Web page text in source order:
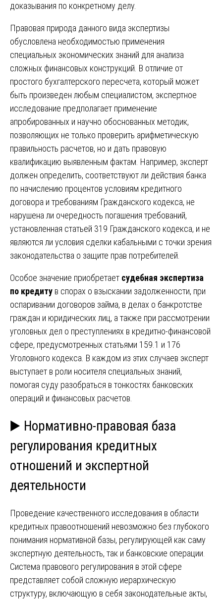
доказывания по конкретному делу.
Правовая природа данного вида экспертизы
обусловлена необходимостью применения
специальных экономических знаний для анализа
сложных финансовых конструкций. В отличие от
простого бухгалтерского пересчета, который может
быть произведен любым специалистом, экспертное
исследование предполагает применение
апробированных и научно обоснованных методик,
позволяющих не только проверить арифметическую
правильность расчетов, но и дать правовую
квалификацию выявленным фактам. Например, эксперт
должен определить, соответствуют ли действия банка
по начислению процентов условиям кредитного
договора и требованиям Гражданского кодекса, не
нарушена ли очередность погашения требований,
установленная статьей 319 Гражданского кодекса, и не
являются ли условия сделки кабальными с точки зрения
законодательства о защите прав потребителей.
Особое значение приобретает судебная экспертиза
по кредиту в спорах о взыскании задолженности, при
оспаривании договоров займа, в делах о банкротстве
граждан и юридических лиц, а также при рассмотрении
уголовных дел о преступлениях в кредитно-финансовой
сфере, предусмотренных статьями 159.1 и 176
Уголовного кодекса. В каждом из этих случаев эксперт
выступает в роли носителя специальных знаний,
помогая суду разобраться в тонкостях банковских
операций и финансовых расчетов.
▶️ Нормативно-правовая база
регулирования кредитных
отношений и экспертной
деятельности
Проведение качественного исследования в области
кредитных правоотношений невозможно без глубокого
понимания нормативной базы, регулирующей как саму
экспертную деятельность, так и банковские операции.
Система правового регулирования в этой сфере
представляет собой сложную иерархическую
структуру, включающую в себя законодательные акты,